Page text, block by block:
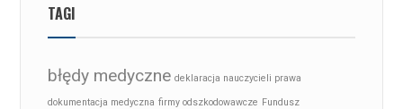
TAGI
błędy medyczne deklaracja nauczycieli prawa
dokumentacja medyczna firmy odszkodowawcze Fundusz